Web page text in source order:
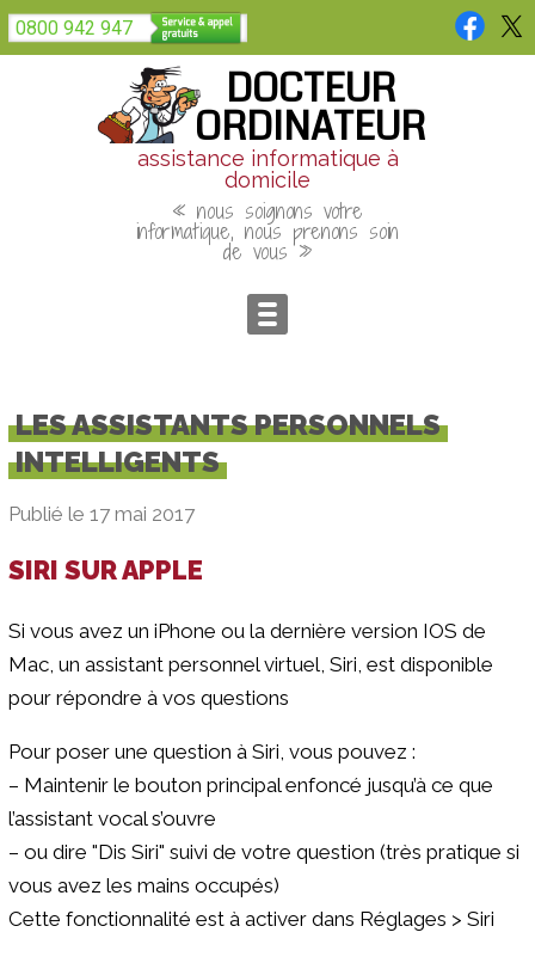
0800 942 947
DOCTEUR
ORDINATEUR
assistance informatique à
domicile
« nous soignons votre
informatique, nous prenons soin
de vous »
LES ASSISTANTS PERSONNELS
INTELLIGENTS
Publié le 17 mai 2017
SIRI SUR APPLE
Si vous avez un iPhone ou la dernière version IOS de
Mac, un assistant personnel virtuel, Siri, est disponible
pour répondre à vos questions
Pour poser une question à Siri, vous pouvez :
– Maintenir le bouton principal enfoncé jusqu’à ce que
l’assistant vocal s’ouvre
– ou dire "Dis Siri" suivi de votre question (très pratique si
vous avez les mains occupés)
Cette fonctionnalité est à activer dans Réglages > Siri
Panneau de gestion des cookies